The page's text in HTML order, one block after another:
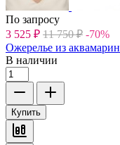
По запросу
3 525 ₽ 11 750 ₽ -70%
Ожерелье из
В наличии
Купить